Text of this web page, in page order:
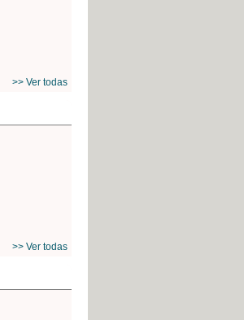
>> Ver todas
>> Ver todas